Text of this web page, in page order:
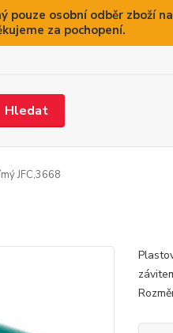
osobní odběr zboží
za pochopení.
Hledat
JFC,3668